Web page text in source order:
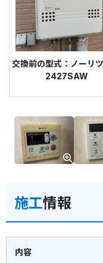
交換前の型式：ノーリ
2427SAW
施工情報
内容